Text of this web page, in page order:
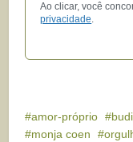
Ao clicar, você
privacidade.
amor-próprio
monja coen